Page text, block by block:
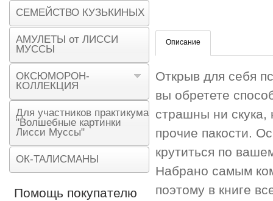
Описание
Открыв для себя
вы обретете
страшны ни скука,
прочие пакости.
крутиться по
Набрано самым
поэтому в книге
СЕМЕЙСТВО КУЗЬКИНЫХ
АМУЛЕТЫ от ЛИССИ
МУССЫ
ОКСЮМОРОН-
КОЛЛЕКЦИЯ
Для участников практикума
"Волшебные картинки
Лисси Муссы"
ОК-ТАЛИСМАНЫ
Помощь покупателю